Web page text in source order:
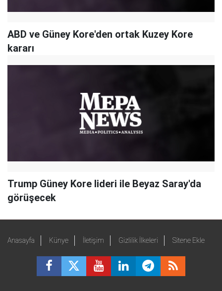
ABD ve Güney Kore'den ortak Kuzey Kore
kararı
Trump Güney Kore lideri ile Beyaz Saray'da
görüşecek
Anasayfa Künye İletişim Gizlilik İlkeleri Sitene Ekle